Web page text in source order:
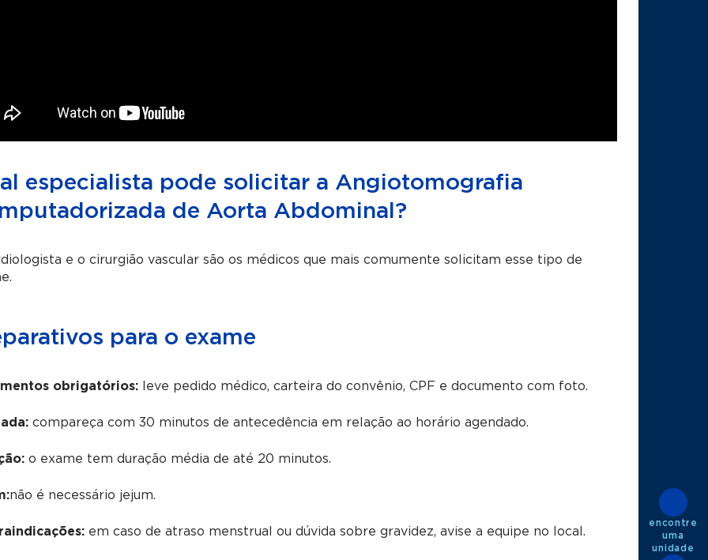
especialista pode solicitar a Angiotomografia
de Aorta Abdominal?
e o cirurgião vascular são os médicos que mais comumente solicitam esse tipo de
para o exame
obrigatórios:leve pedido médico, carteira do convênio, CPF e documento com foto.
compareça com 30 minutos de antecedência em relação ao horário agendado.
o exame tem duração média de até 20 minutos.
não é necessário jejum.
em caso de atraso menstrual ou dúvida sobre gravidez, avise a equipe no local.
encontre
uma
unidade